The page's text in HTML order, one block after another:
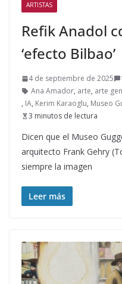
ARTISTAS
Refik Anadol
‘efecto Bilbao’
4 de septiembre de 2025
Ana Amador, arte, arte
, IA, Kerim Karaoglu, Museo
3 minutos de lectura
Dicen que el Museo
arquitecto Frank Gehry
siempre la imagen
Leer más